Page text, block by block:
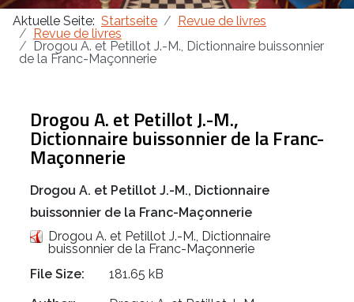
Aktuelle Seite: Startseite
Revue de livres
Revue de livres
Drogou A. et Petillot J.-M., Dictionnaire buissonnier
de la Franc-Maçonnerie
Drogou A. et Petillot J.-M.,
Dictionnaire buissonnier de la Franc-
Maçonnerie
Drogou A. et Petillot J.-M., Dictionnaire
buissonnier de la Franc-Maçonnerie
Drogou A. et Petillot J.-M., Dictionnaire
buissonnier de la Franc-Maçonnerie
File Size:
181.65 kB